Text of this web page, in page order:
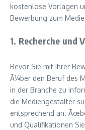
kostenlose Vorlagen
Bewerbung zum
1. Recherche und
Bevor Sie mit Ihrer
Ã¼ber den Beruf des
in der Branche zu
die Mediengestalter
entsprechend an.
und Qualifikationen